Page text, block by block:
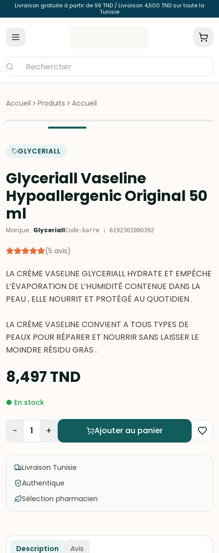
Livraison gratuite à partir de 99 TND / Livraison 4,500 TND sur toute la
Tunisie
Accueil Produits Accueil
GLYCERIALL
Glyceriall Vaseline
Hypoallergenic Original 50
ml
Marque : GlyceriallCode-barre : 6192301000392
(5 avis)
LA CRÈME VASELINE GLYCERIALL HYDRATE ET EMPÊCHE
L’ÉVAPORATION DE L’HUMIDITÉ CONTENUE DANS LA
PEAU , ELLE NOURRIT ET PROTÉGÉ AU QUOTIDIEN .
LA CRÈME VASELINE CONVIENT A TOUS TYPES DE
PEAUX POUR RÉPARER ET NOURRIR SANS LAISSER LE
MOINDRE RÉSIDU GRAS .
8,497TND
● En stock
− 1 + Ajouter au panier
Livraison Tunisie
Authentique
Sélection pharmacien
Description Avis